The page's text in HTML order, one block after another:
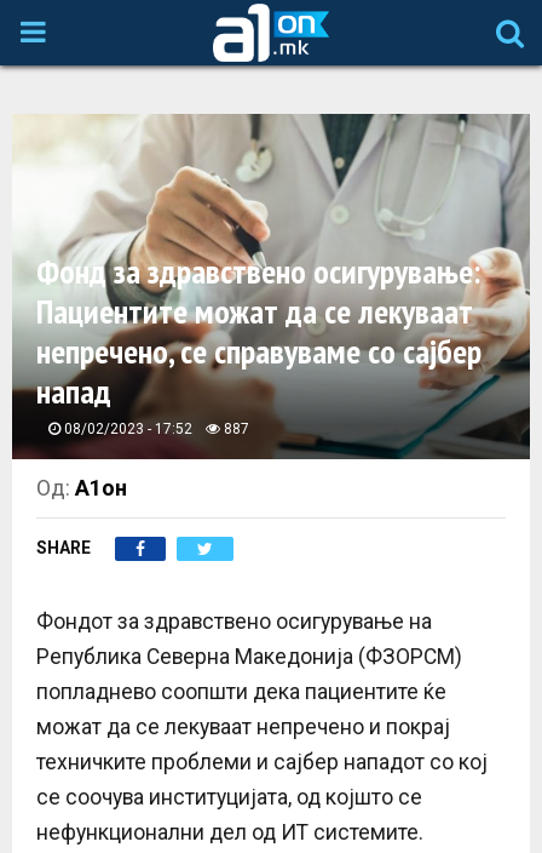
P
I
A
R
M
E
N
U
Фонд за здравствено осигурување:
Пациентите можат да се лекуваат
непречено, се справуваме со сајбер
напад
08/02/2023 - 17:52 887
Од:А1он
SHARE
Фондот за здравствено осигурување на
Република Северна Македонија (ФЗОРСМ)
попладнево соопшти дека пациентите ќе
можат да се лекуваат непречено и покрај
техничките проблеми и сајбер нападот со кој
се соочува институцијата, од којшто се
нефункционални дел од ИТ системите.